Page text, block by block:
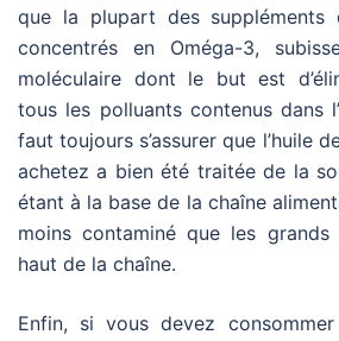
que la plupart des suppléments
concentrés en Oméga-3,
moléculaire dont le but est
tous les polluants contenus dans
faut toujours s’assurer que l’huile
achetez a bien été traitée de la
étant à la base de la chaîne
moins contaminé que les
haut de la chaîne.
Enfin, si vous devez